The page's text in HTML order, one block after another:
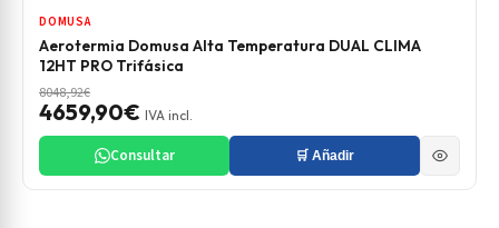
DOMUSA
Aerotermia Domusa Alta Temperatura DUAL CLIMA
12HT PRO Trifásica
8048,92€
4659,90€ IVA incl.
Consultar 🛒 Añadir